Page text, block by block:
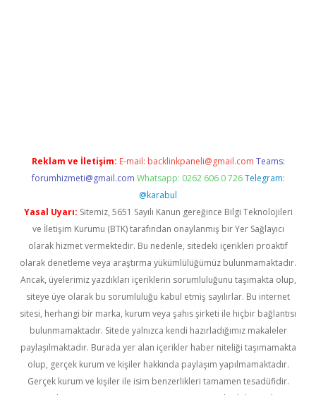
Reklam ve İletişim: E-mail: backlinkpaneli@gmail.com Teams:
forumhizmeti@gmail.com Whatsapp: 0262 606 0 726 Telegram:
@karabul
Yasal Uyarı: Sitemiz, 5651 Sayılı Kanun gereğince Bilgi Teknolojileri
ve İletişim Kurumu (BTK) tarafından onaylanmış bir Yer Sağlayıcı
olarak hizmet vermektedir. Bu nedenle, sitedeki içerikleri proaktif
olarak denetleme veya araştırma yükümlülüğümüz bulunmamaktadır.
Ancak, üyelerimiz yazdıkları içeriklerin sorumluluğunu taşımakta olup,
siteye üye olarak bu sorumluluğu kabul etmiş sayılırlar. Bu internet
sitesi, herhangi bir marka, kurum veya şahıs şirketi ile hiçbir bağlantısı
bulunmamaktadır. Sitede yalnızca kendi hazırladığımız makaleler
paylaşılmaktadır. Burada yer alan içerikler haber niteliği taşımamakta
olup, gerçek kurum ve kişiler hakkında paylaşım yapılmamaktadır.
Gerçek kurum ve kişiler ile isim benzerlikleri tamamen tesadüfidir.